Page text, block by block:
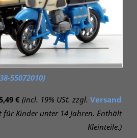
55072010)
€ (incl. 19% USt. zzgl. Versand
für Kinder unter 14 Jahren. Enthält
Kleinteile.)